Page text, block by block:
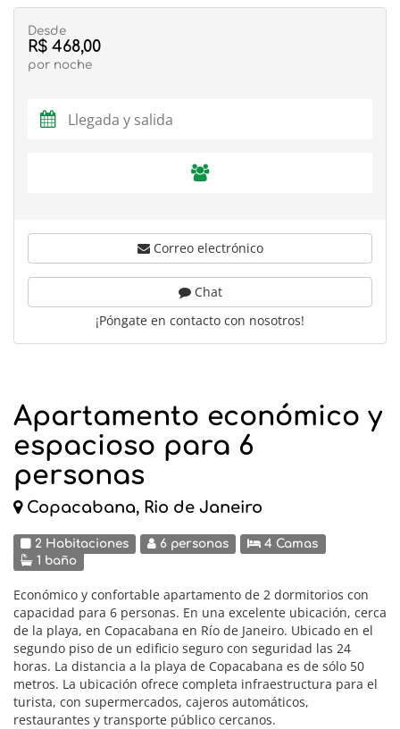
Apartamento económico y
espacioso para 6
personas
Copacabana, Rio de Janeiro
2 Habitaciones 6 personas
4 Camas
1 baño
Económico y confortable apartamento de 2 dormitorios con
capacidad para 6 personas. En una excelente ubicación, cerca
de la playa, en Copacabana en Río de Janeiro. Ubicado en el
segundo piso de un edificio seguro con seguridad las 24
horas. La distancia a la playa de Copacabana es de sólo 50
metros. La ubicación ofrece completa infraestructura para el
turista, con supermercados, cajeros automáticos,
restaurantes y transporte público cercanos.
Desde
R$ 468,00
por noche
Correo electrónico
Chat
¡Póngate en contacto con nosotros!